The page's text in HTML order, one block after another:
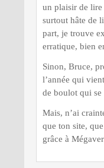
un plaisir de lire
surtout hâte de
part, je trouve
erratique, bien
Sinon, Bruce,
l’année qui
de boulot qui
Mais, n’ai
que ton site,
grâce à